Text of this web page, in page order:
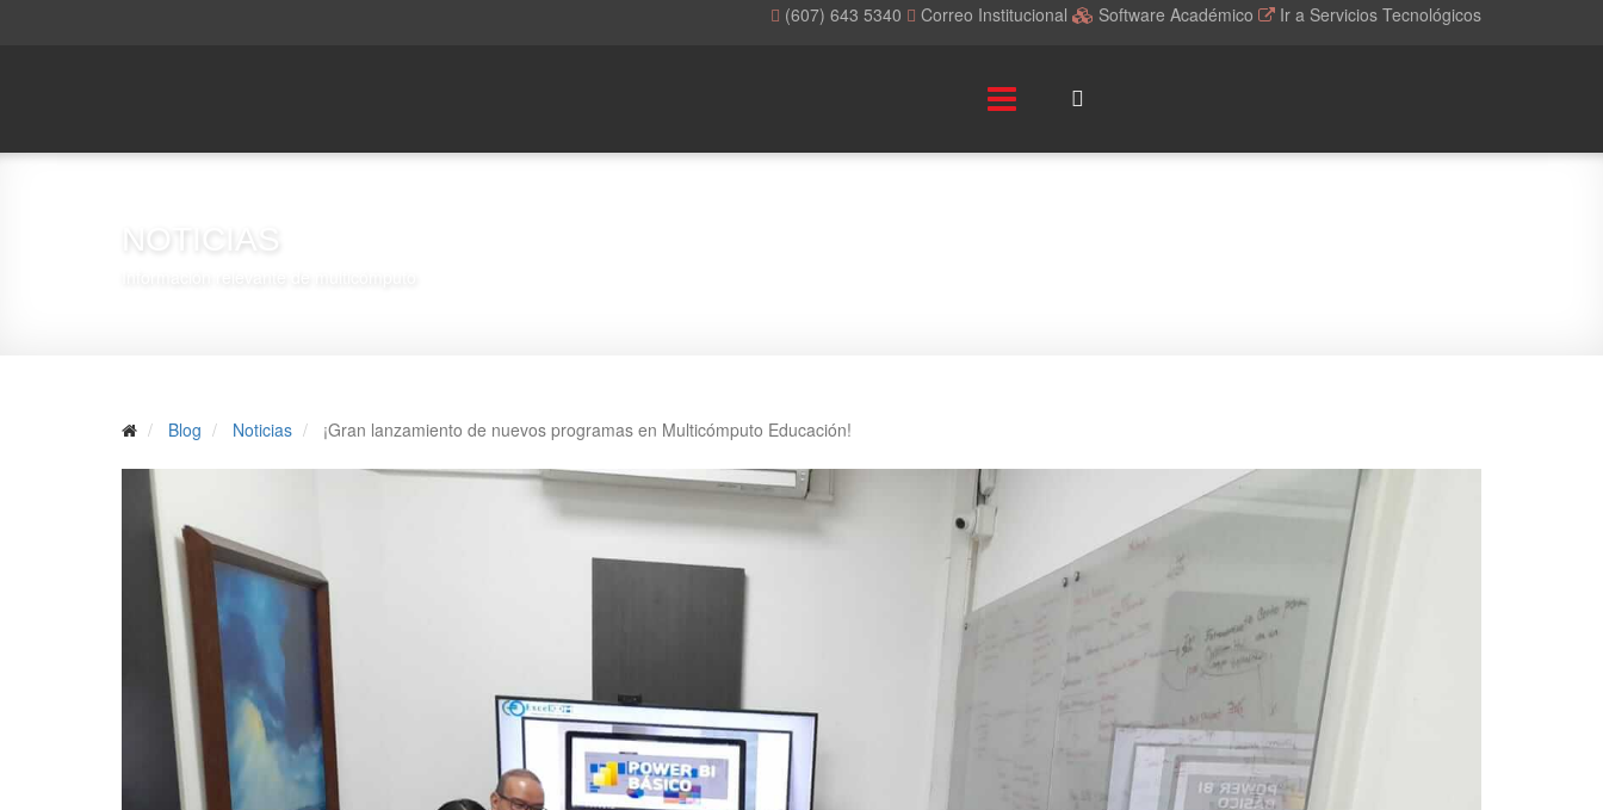
(607) 643 5340 Correo Institucional Software Académico Ir a Servicios Tecnológicos
NOTICIAS
Blog Noticias ¡Gran lanzamiento de nuevos programas en Multicómputo Educación!